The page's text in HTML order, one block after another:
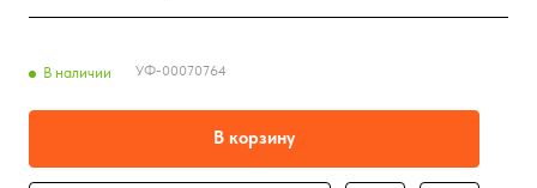
В наличии УФ-00070764
В корзину